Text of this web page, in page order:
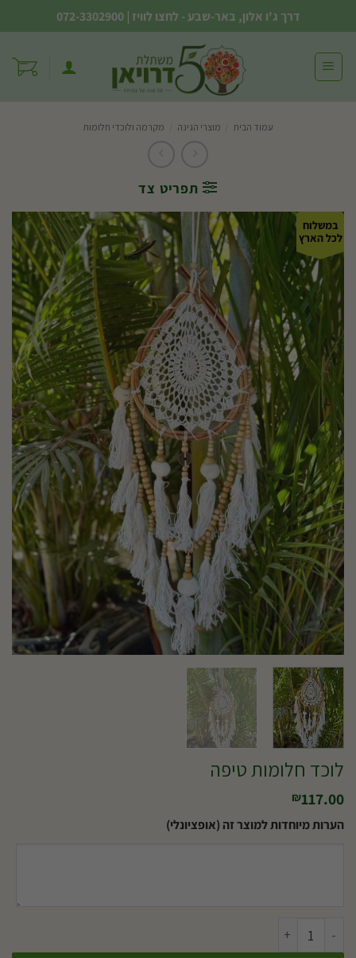
to
content
דרך ג'ו אלון, באר-שבע - לחצו לוויז |
072-3302900
עמוד הבית מוצרי הגינה מקרמה ולוכדי חלומות
תפריט צד
במשלוח
לכל הארץ
לוכד חלומות טיפה
₪117.00
הערות מיוחדות למוצר זה (אופציונלי)